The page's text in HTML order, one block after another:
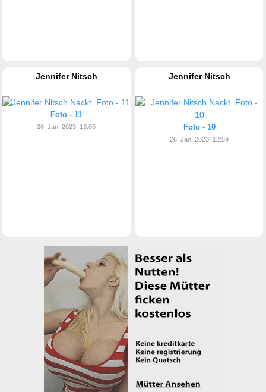
Jennifer Nitsch
Foto - 11
26. Jan. 2023, 13:05
Jennifer Nitsch
Foto - 10
26. Jan. 2023, 12:59